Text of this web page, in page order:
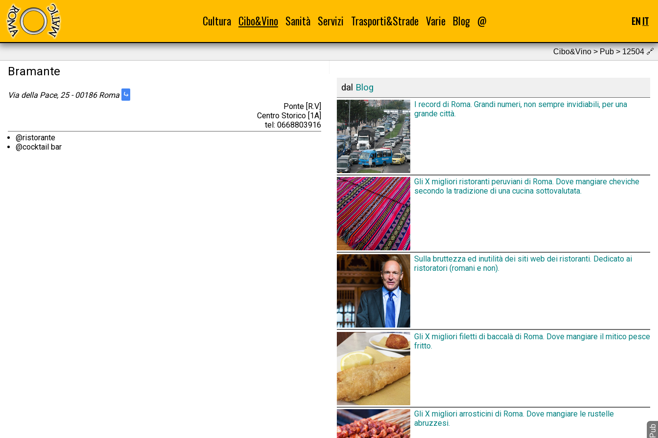
Cultura Cibo&Vino Sanità Servizi Trasporti&Strade Varie Blog @ ENIT
Cibo&Vino > Pub > 12504 🔗
Bramante
Via della Pace, 25 - 00186 Roma ⤷
Ponte [R.V]
Centro Storico [1A]
tel: 0668803916
@ristorante
@cocktail bar
dal Blog
I record di Roma. Grandi numeri, non sempre invidiabili, per una
grande città.
Gli X migliori ristoranti peruviani di Roma. Dove mangiare cheviche
secondo la tradizione di una cucina sottovalutata.
Sulla bruttezza ed inutilità dei siti web dei ristoranti. Dedicato ai
ristoratori (romani e non).
Gli X migliori filetti di baccalà di Roma. Dove mangiare il mitico pesce
fritto.
Gli X migliori arrosticini di Roma. Dove mangiare le rustelle
abruzzesi.